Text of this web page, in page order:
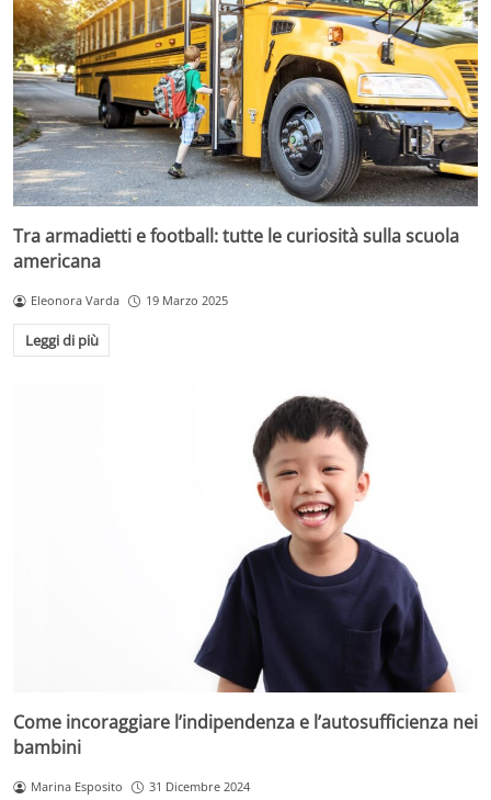
Tra armadietti e football: tutte le curiosità sulla scuola
americana
Eleonora Varda 19 Marzo 2025
Leggi di più
Come incoraggiare l’indipendenza e l’autosufficienza nei
bambini
Marina Esposito 31 Dicembre 2024